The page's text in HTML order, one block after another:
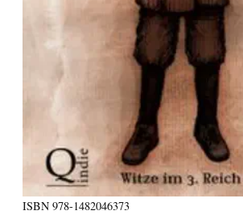
ISBN 978-1482046373